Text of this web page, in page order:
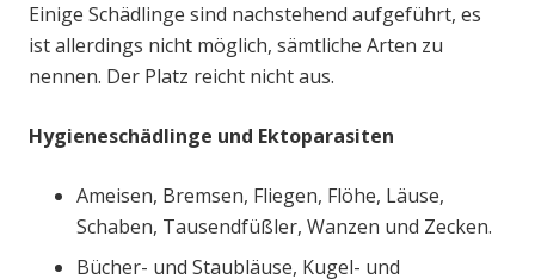
Einige Schädlinge sind nachstehend aufgeführt, es
ist allerdings nicht möglich, sämtliche Arten zu
nennen. Der Platz reicht nicht aus.
Hygieneschädlinge und Ektoparasiten
Ameisen, Bremsen, Fliegen, Flöhe, Läuse,
Schaben, Tausendfüßler, Wanzen und Zecken.
Bücher- und Staubläuse, Kugel- und